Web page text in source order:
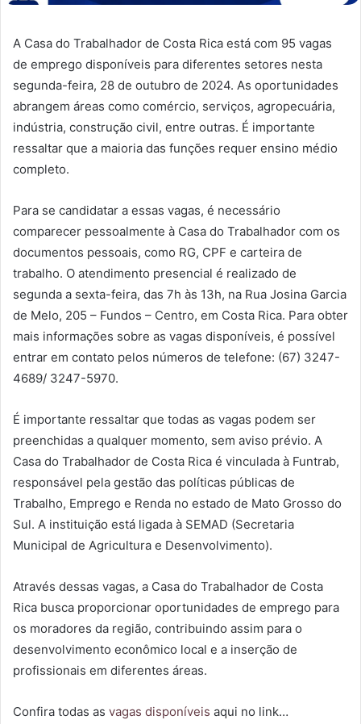
A Casa do Trabalhador de Costa Rica está com 95 vagas
de emprego disponíveis para diferentes setores nesta
segunda-feira, 28 de outubro de 2024. As oportunidades
abrangem áreas como comércio, serviços, agropecuária,
indústria, construção civil, entre outras. É importante
ressaltar que a maioria das funções requer ensino médio
completo.
Para se candidatar a essas vagas, é necessário
comparecer pessoalmente à Casa do Trabalhador com os
documentos pessoais, como RG, CPF e carteira de
trabalho. O atendimento presencial é realizado de
segunda a sexta-feira, das 7h às 13h, na Rua Josina Garcia
de Melo, 205 – Fundos – Centro, em Costa Rica. Para obter
mais informações sobre as vagas disponíveis, é possível
entrar em contato pelos números de telefone: (67) 3247-
4689/ 3247-5970.
É importante ressaltar que todas as vagas podem ser
preenchidas a qualquer momento, sem aviso prévio. A
Casa do Trabalhador de Costa Rica é vinculada à Funtrab,
responsável pela gestão das políticas públicas de
Trabalho, Emprego e Renda no estado de Mato Grosso do
Sul. A instituição está ligada à SEMAD (Secretaria
Municipal de Agricultura e Desenvolvimento).
Através dessas vagas, a Casa do Trabalhador de Costa
Rica busca proporcionar oportunidades de emprego para
os moradores da região, contribuindo assim para o
desenvolvimento econômico local e a inserção de
profissionais em diferentes áreas.
Confira todas as vagas disponíveis aqui no link…